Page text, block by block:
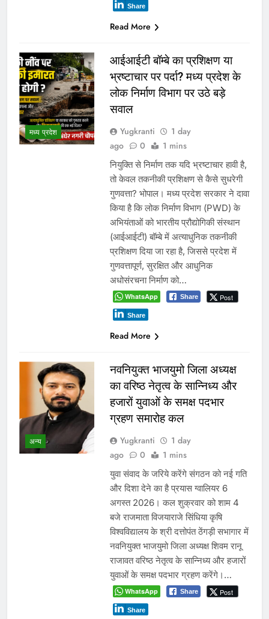
Share
Read More
मध्य प्रदेश
आईआईटी बॉम्बे का प्रशिक्षण या
भ्रष्टाचार पर पर्दा? मध्य प्रदेश के
लोक निर्माण विभाग पर उठे बड़े
सवाल
Yugkranti
1 day
ago
0 1 mins
नियुक्ति से निर्माण तक यदि भ्रष्टाचार हावी है,
तो केवल तकनीकी प्रशिक्षण से कैसे सुधरेगी
गुणवत्ता? भोपाल। मध्य प्रदेश सरकार ने दावा
किया है कि लोक निर्माण विभाग (PWD) के
अभियंताओं को भारतीय प्रौद्योगिकी संस्थान
(आईआईटी) बॉम्बे में अत्याधुनिक तकनीकी
प्रशिक्षण दिया जा रहा है, जिससे प्रदेश में
गुणवत्तापूर्ण, सुरक्षित और आधुनिक
अधोसंरचना निर्माण को…
WhatsApp Share Post
Share
Read More
अन्य
नवनियुक्त भाजयुमो जिला अध्यक्ष
का वरिष्ठ नेतृत्व के सान्निध्य और
हजारों युवाओं के समक्ष पदभार
ग्रहण समारोह कल
Yugkranti
1 day
ago
0 1 mins
युवा संवाद के जरिये करेंगे संगठन को नई गति
और दिशा देने का है प्रयास ग्वालियर 6
अगस्त 2026। कल शुक्रवार को शाम 4
बजे राजमाता विजयाराजे सिंधिया कृषि
विश्वविद्यालय के श्री दत्तोपंत ठेंगड़ी सभागार में
नवनियुक्त भाजयुमो जिला अध्यक्ष शिवम रानू
राजावत वरिष्ठ नेतृत्व के सान्निध्य और हजारों
युवाओं के समक्ष पदभार ग्रहण करेंगे।…
WhatsApp Share Post
Share